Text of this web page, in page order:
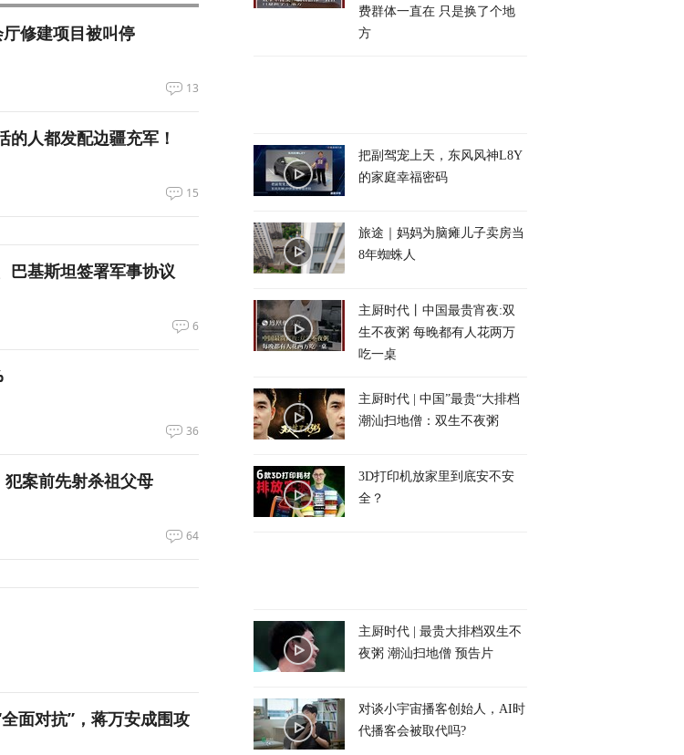
修建项目被叫停
13
的人都发配边疆充军！
15
巴基斯坦签署军事协议
6
36
案前先射杀祖父母
64
面对抗”，蒋万安成围攻
费群体一直在 只是换了个地
方
把副驾宠上天，东风风神L8Y
的家庭幸福密码
旅途｜妈妈为脑瘫儿子卖房当
8年蜘蛛人
主厨时代丨中国最贵宵夜:双
生不夜粥 每晚都有人花两万
吃一桌
主厨时代 | 中国”最贵“大排档
潮汕扫地僧：双生不夜粥
3D打印机放家里到底安不安
全？
主厨时代 | 最贵大排档双生不
夜粥 潮汕扫地僧 预告片
对谈小宇宙播客创始人，AI时
代播客会被取代吗?